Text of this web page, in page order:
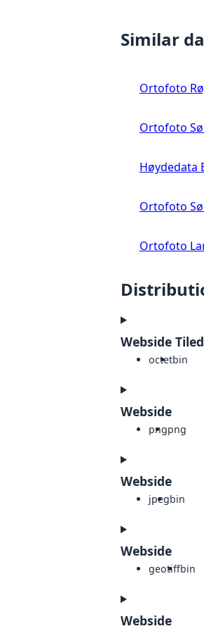
Similar
Ortofoto
Ortofoto
Høydedata
Ortofoto
Ortofoto
Webside
octetbin
Webside
pngpng
Webside
jpegbin
Webside
geotiffbin
Webside